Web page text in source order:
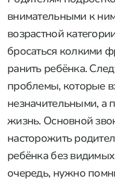
внимательными к
возрастной
бросаться колкими
ранить ребёнка.
проблемы, которые
незначительными, а
жизнь. Основной
насторожить
ребёнка без
очередь, нужно